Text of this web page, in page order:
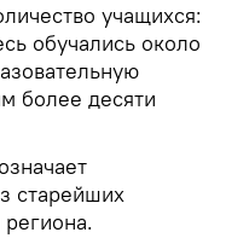
учащихся:
обучались около
более десяти
старейших